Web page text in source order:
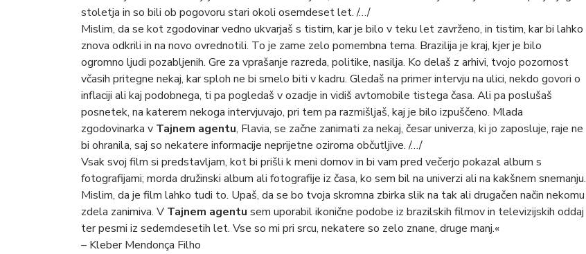
stoletja in so bili ob pogovoru stari okoli osemdeset let. /…/
Mislim, da se kot zgodovinar vedno ukvarjaš s tistim, kar je bilo v teku let zavrženo, in tistim, kar bi lahko
znova odkrili in na novo ovrednotili. To je zame zelo pomembna tema. Brazilija je kraj, kjer je bilo
ogromno ljudi pozabljenih. Gre za vprašanje razreda, politike, nasilja. Ko delaš z arhivi, tvojo pozornost
včasih pritegne nekaj, kar sploh ne bi smelo biti v kadru. Gledaš na primer intervju na ulici, nekdo govori o
inflaciji ali kaj podobnega, ti pa pogledaš v ozadje in vidiš avtomobile tistega časa. Ali pa poslušaš
posnetek, na katerem nekoga intervjuvajo, pri tem pa razmišljaš, kaj je bilo izpuščeno. Mlada
zgodovinarka v Tajnem agentu, Flavia, se začne zanimati za nekaj, česar univerza, ki jo zaposluje, raje ne
bi ohranila, saj so nekatere informacije neprijetne oziroma občutljive. /…/
Vsak svoj film si predstavljam, kot bi prišli k meni domov in bi vam pred večerjo pokazal album s
fotografijami; morda družinski album ali fotografije iz časa, ko sem bil na univerzi ali na kakšnem snemanju.
Mislim, da je film lahko tudi to. Upaš, da se bo tvoja skromna zbirka slik na tak ali drugačen način nekomu
zdela zanimiva. V Tajnem agentu sem uporabil ikonične podobe iz brazilskih filmov in televizijskih oddaj
ter pesmi iz sedemdesetih let. Vse so mi pri srcu, nekatere so zelo znane, druge manj.«
– Kleber Mendonça Filho